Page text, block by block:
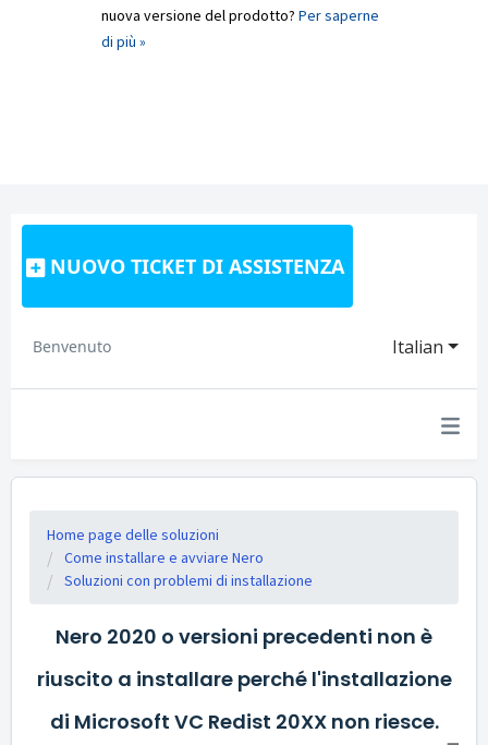
nuova versione del prodotto? Per saperne
di più »
NUOVO TICKET DI ASSISTENZA
Italian
Benvenuto
Home page delle soluzioni
Come installare e avviare Nero
Soluzioni con problemi di installazione
Nero 2020 o versioni precedenti non è
riuscito a installare perché l'installazione
di Microsoft VC Redist 20XX non riesce.